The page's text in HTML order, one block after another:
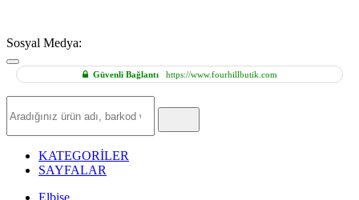
Sosyal Medya:
Güvenli Bağlantıhttps://www.fourhillbutik.com
Ürün
KATEGORİLER
SAYFALAR